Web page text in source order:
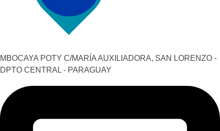
MBOCAYA POTY C/MARÍA AUXILIADORA, SAN LORENZO -
DPTO CENTRAL - PARAGUAY